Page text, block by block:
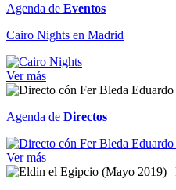
Agenda de Eventos
Cairo Nights en Madrid
Ver más
Agenda de Directos
Ver más